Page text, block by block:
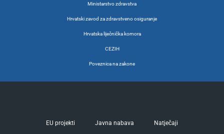
Ministarstvo zdravstva
Hrvatski zavod za zdravstveno osiguranje
Hrvatska liječnička komora
CEZIH
Poveznica na zakone
EU projekti Javna nabava Natječaji